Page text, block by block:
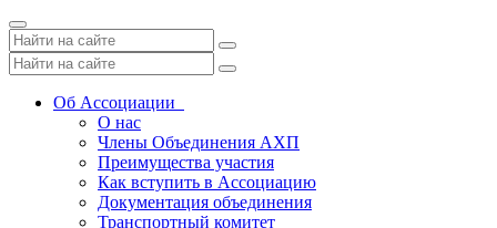
Toggle
navigation
Об Ассоциации
О нас
Члены Объединения АХП
Преимущества участия
Как вступить в Ассоциацию
Документация объединения
Транспортный комитет